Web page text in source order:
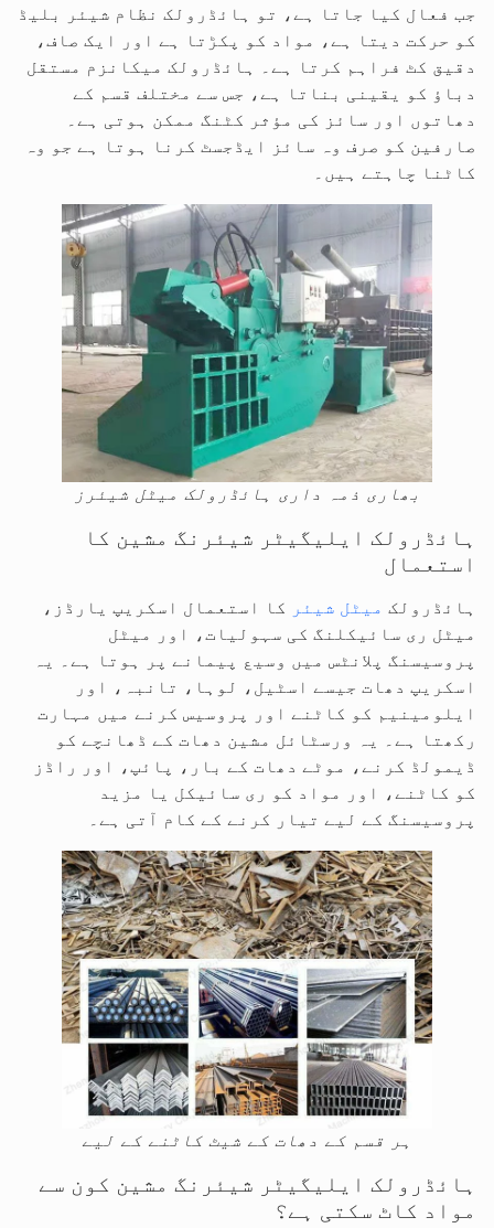
جب فعال کیا جاتا ہے، تو ہائڈرولک نظام شیئر بلیڈ
کو حرکت دیتا ہے، مواد کو پکڑتا ہے اور ایک صاف،
دقیق کٹ فراہم کرتا ہے۔ ہائڈرولک میکانزم مستقل
دباؤ کو یقینی بناتا ہے، جس سے مختلف قسم کے
دھاتوں اور سائز کی مؤثر کٹنگ ممکن ہوتی ہے۔
صارفین کو صرف وہ سائز ایڈجسٹ کرنا ہوتا ہے جو وہ
کاٹنا چاہتے ہیں۔
بھاری ذمہ داری ہائڈرولک میٹل شیئرز
ہائڈرولک ایلیگیٹر شیئرنگ مشین کا
استعمال
ہائڈرولک میٹل شیئر کا استعمال اسکریپ یارڈز،
میٹل ری سائیکلنگ کی سہولیات، اور میٹل
پروسیسنگ پلانٹس میں وسیع پیمانے پر ہوتا ہے۔ یہ
اسکریپ دھات جیسے اسٹیل، لوہا، تانبہ، اور
ایلومینیم کو کاٹنے اور پروسیس کرنے میں مہارت
رکھتا ہے۔ یہ ورسٹائل مشین دھات کے ڈھانچے کو
ڈیمولڈ کرنے، موٹے دھات کے بار، پائپ، اور راڈز
کو کاٹنے، اور مواد کو ری سائیکل یا مزید
پروسیسنگ کے لیے تیار کرنے کے کام آتی ہے۔
ہر قسم کے دھات کے شیٹ کاٹنے کے لیے
ہائڈرولک ایلیگیٹر شیئرنگ مشین کون سے
مواد کاٹ سکتی ہے؟